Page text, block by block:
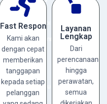
Fast Respon
Kami akan
dengan cepat
memberikan
tanggapan
kepada setiap
pelanggan
cepat
memberikan
tanggapan
kepada
setiap
pelanggan
yang
sedang
menghadapi
masalah,
Layanan
Lengkap
Dari
perencanaan
hingga
perawatan,
semua
Layanan
Lengkap
Dari
perencanaan
hingga
perawatan,
semua
dikerjakan
secara
terpadu.